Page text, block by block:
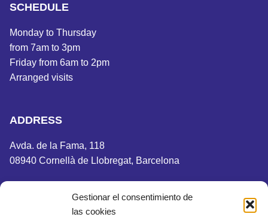
Gestionar el consentimiento de
las cookies
SCHEDULE
Monday to Thursday
from 7am to 3pm
Friday from 6am to 2pm
Arranged visits
ADDRESS
Avda. de la Fama, 118
08940 Cornellà de Llobregat, Barcelona